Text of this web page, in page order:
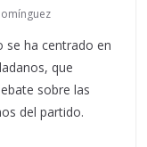
se ha centrado en
que
sobre las
del partido.